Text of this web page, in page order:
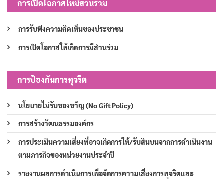
การเปิดโอกาสให้มีส่วนร่วม
การรับฟังความคิดเห็นของประชาชน
การเปิดโอกาสให้เกิดการมีส่วนร่วม
การป้องกันการทุจริต
นโยบายไม่รับของขวัญ (No Gift Policy)
การสร้างวัฒนธรรมองค์กร
การประเมินความเสี่ยงที่อาจเกิดการให้/รับสินบนจากการดำเนินงาน
ตามภารกิจของหน่วยงานประจำปี
รายงานผลการดำเนินการเพื่อจัดการความเสี่ยงการทุจริตและ